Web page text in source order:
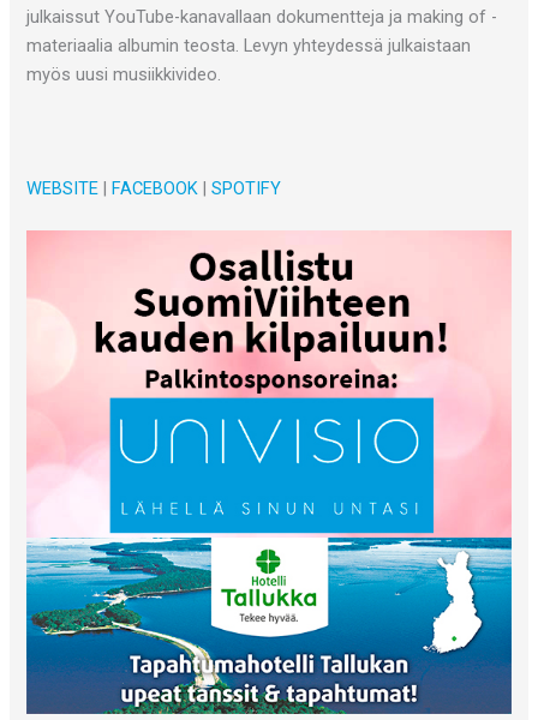
julkaissut YouTube-kanavallaan dokumentteja ja making of -
materiaalia albumin teosta. Levyn yhteydessä julkaistaan
myös uusi musiikkivideo.
WEBSITE|FACEBOOK|SPOTIFY